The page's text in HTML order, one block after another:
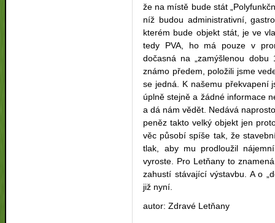
že na místě bude stát
níž budou administrativní,
kterém bude objekt stát, je ve
tedy PVA, ho má pouze v
dočasná na „zamýšlenou
známo předem, položili jsme
se jedná. K našemu překvapení
úplně stejně a žádné informace
a dá nám vědět. Nedává
peněz takto velký objekt jen
věc působí spíše tak, že
tlak, aby mu prodloužil
vyroste. Pro Letňany to
zahustí stávající výstavbu. A o
již nyní.
autor: Zdravé Letňany